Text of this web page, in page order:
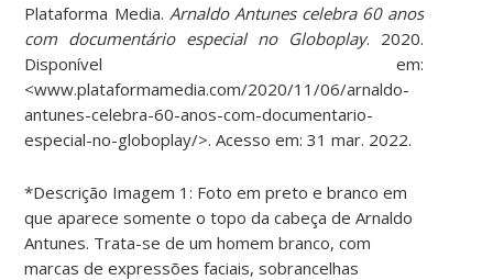
Plataforma Media. Arnaldo Antunes celebra 60 anos
com documentário especial no Globoplay. 2020.
Disponível em:
<www.plataformamedia.com/2020/11/06/arnaldo-
antunes-celebra-60-anos-com-documentario-
especial-no-globoplay/>. Acesso em: 31 mar. 2022.
*Descrição Imagem 1: Foto em preto e branco em
que aparece somente o topo da cabeça de Arnaldo
Antunes. Trata-se de um homem branco, com
marcas de expressões faciais, sobrancelhas